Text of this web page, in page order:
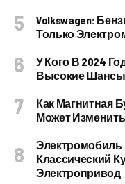
Volkswagen:
Только
У Кого В 2024
Высокие
Как Магнитная
Может
Электромобиль
Классический
Электропривод